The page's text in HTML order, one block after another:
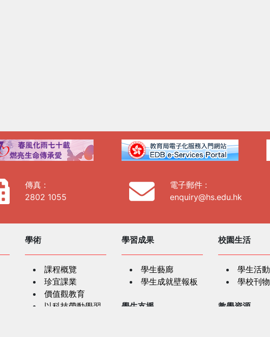
傳真 :
2802 1055
電子郵件 :
enquiry@hs.edu.hk
學術
課程概覽
珍宜課業
價值觀教育
以科技帶動學習
學習成果
學生藝廊
學生成就壁報板
學生支援
校園生活
學生活動
學校刊物
教學資源